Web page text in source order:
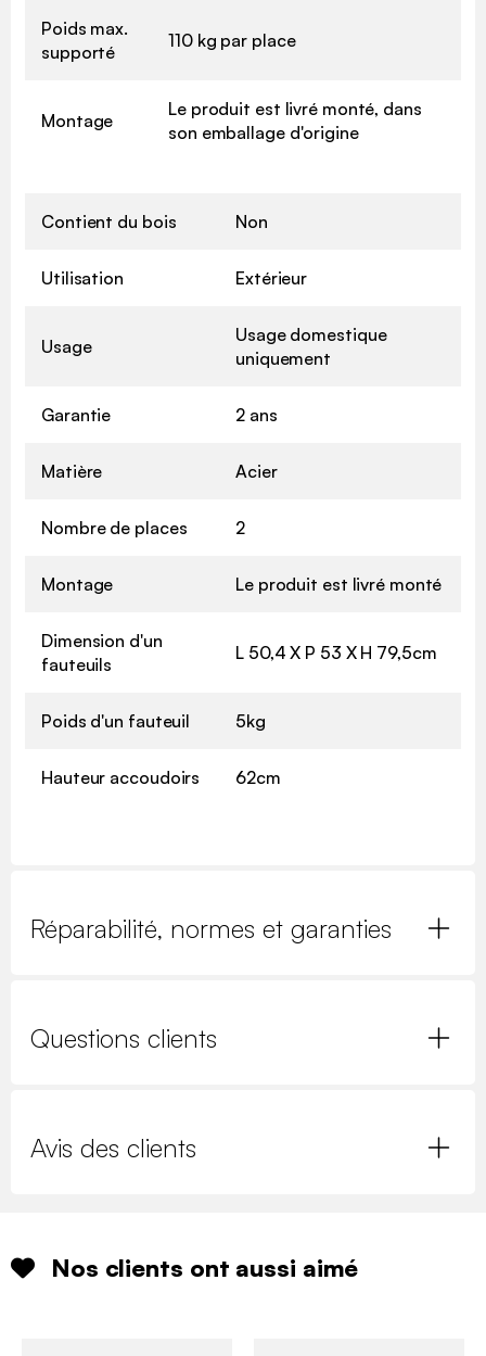
Poids max.
supporté
110 kg par place
Montage
Le produit est livré monté, dans
son emballage d'origine
Contient du bois Non
Utilisation Extérieur
Usage
Usage domestique
uniquement
Garantie 2 ans
Matière Acier
Nombre de places 2
Montage Le produit est livré monté
Dimension d'un
fauteuils
L 50,4 X P 53 X H 79,5cm
Poids d'un fauteuil 5kg
Hauteur accoudoirs 62cm
Réparabilité, normes et garanties
Questions clients
Avis des clients
Nos clients ont aussi aimé